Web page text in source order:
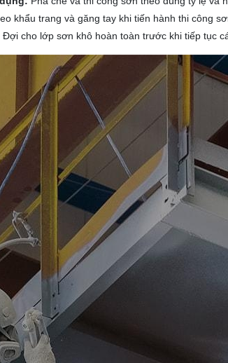
khẩu trang và găng tay khi tiến hành thi công
Đợi cho lớp sơn khô hoàn toàn trước khi tiếp tục